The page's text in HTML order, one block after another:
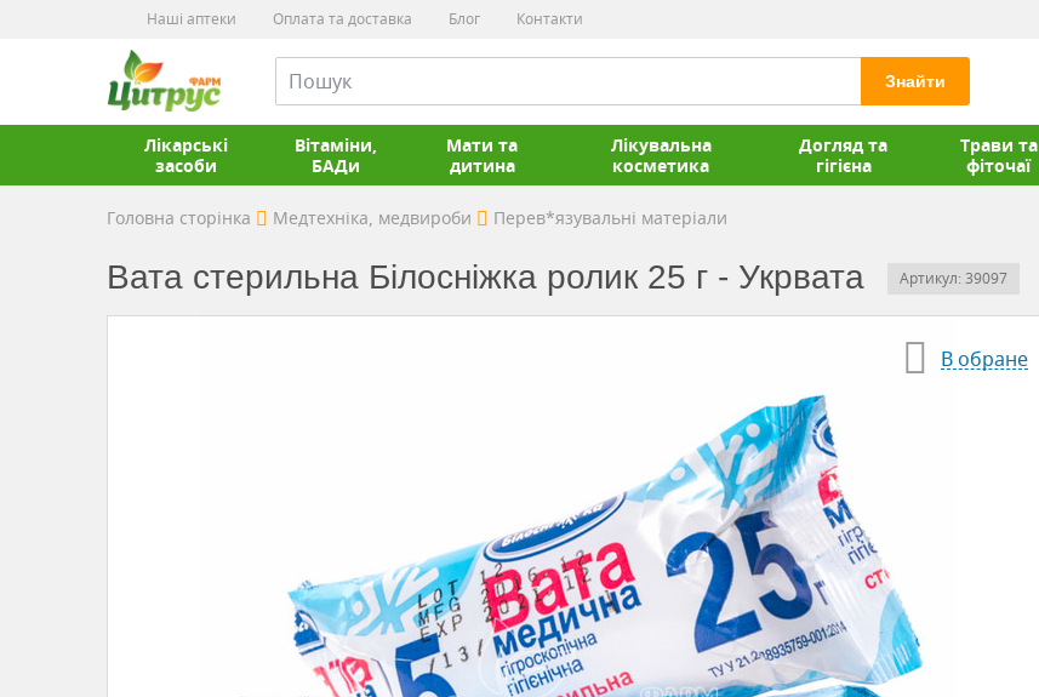
Наші аптеки Оплата та доставка Блог Контакти
Знайти
Лікарські
засоби
Вітаміни,
БАДи
Мати та
дитина
Лікувальна
косметика
Догляд та
гігієна
Трави та
фіточаї
Головна сторінка Медтехніка, медвироби Перев*язувальні матеріали
Вата стерильна Білосніжка ролик 25 г - Укрвата Артикул: 39097
В обране